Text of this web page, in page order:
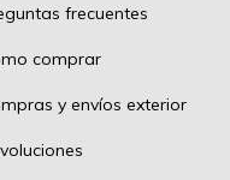
frecuentes
comprar
y envíos exterior